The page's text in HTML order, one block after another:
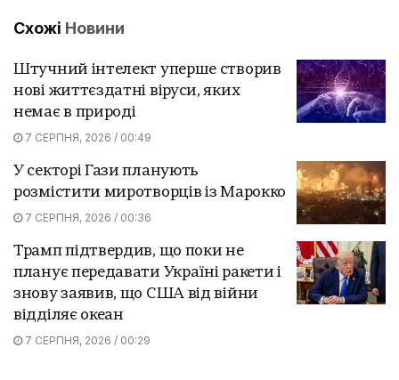
Схожі Новини
Штучний інтелект уперше створив
нові життєздатні віруси, яких
немає в природі
7 СЕРПНЯ, 2026 / 00:49
У секторі Гази планують
розмістити миротворців із Марокко
7 СЕРПНЯ, 2026 / 00:36
Трамп підтвердив, що поки не
планує передавати Україні ракети і
знову заявив, що США від війни
відділяє океан
7 СЕРПНЯ, 2026 / 00:29